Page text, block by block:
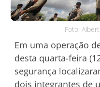
Foto:
Em uma operação
desta quarta-feira
segurança
dois integrantes de